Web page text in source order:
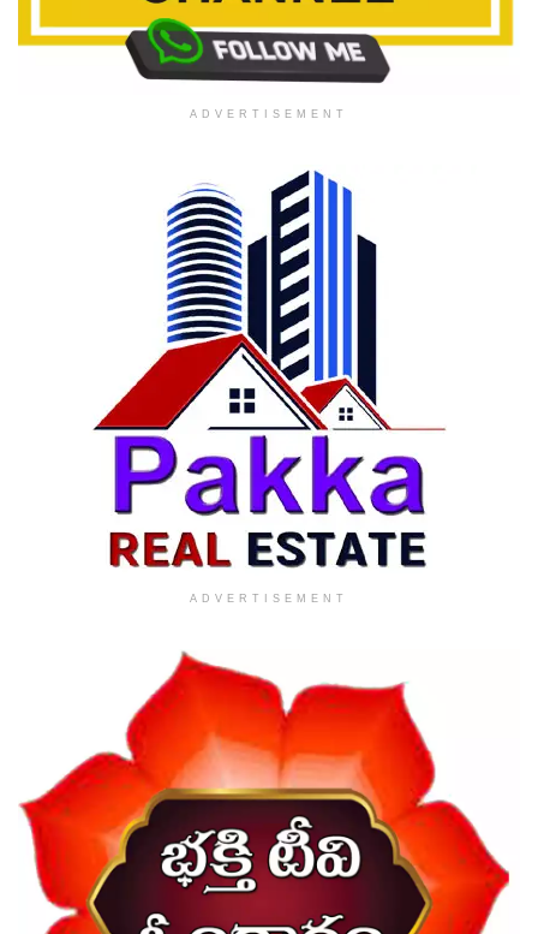
ADVERTISEMENT
ADVERTISEMENT